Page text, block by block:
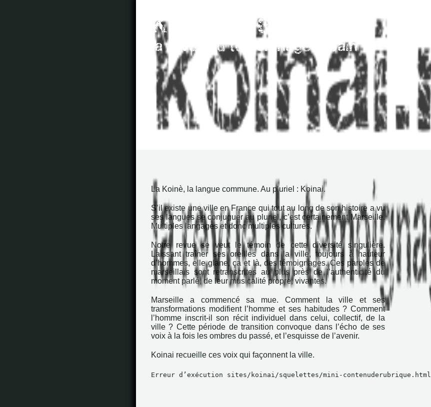
La Koinè, la langue commune. Au pluriel : Koinai.
S’il existe une ville en France qui tout au long de son histoire a vu
ses langues se conjuguer au pluriel, c’est certainement Marseille.
Multiples langages et donc multiples cultures.
Notre revue se veut le témoin de cette diversité singulière.
Laissant traîner ses oreilles dans la ville, toujours à hauteur
d’hommes, elle glane, ça et là, des témoignages. Ces paroles de
marseillais sont retranscrites au plus près de l’authenticité du
moment parlé, de leur musicalité propre, vivantes.
Marseille a commencé sa mue. Comment la ville et ses
transformations modifient l’homme et ses habitudes ? Comment
l’homme inscrit-il son récit individuel dans celui, collectif, de la
ville ? Cette période de transition convoque dans l’écho de ses
voix à la fois les ombres du passé, et l’esquisse de l’avenir.
Koinai recueille ces voix qui façonnent la ville.
Erreur d’exécution sites/koinai/squelettes/mini-contenuderubrique.html